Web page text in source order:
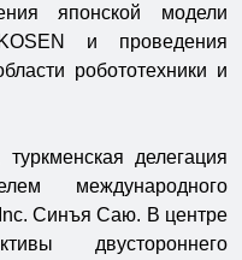
японской модели
и проведения
робототехники и
делегация
международного
Синъя Саю. В центре
двустороннего